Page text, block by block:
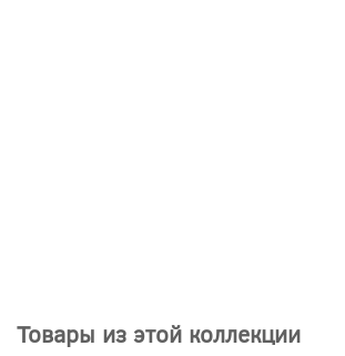
Товары из этой коллекции